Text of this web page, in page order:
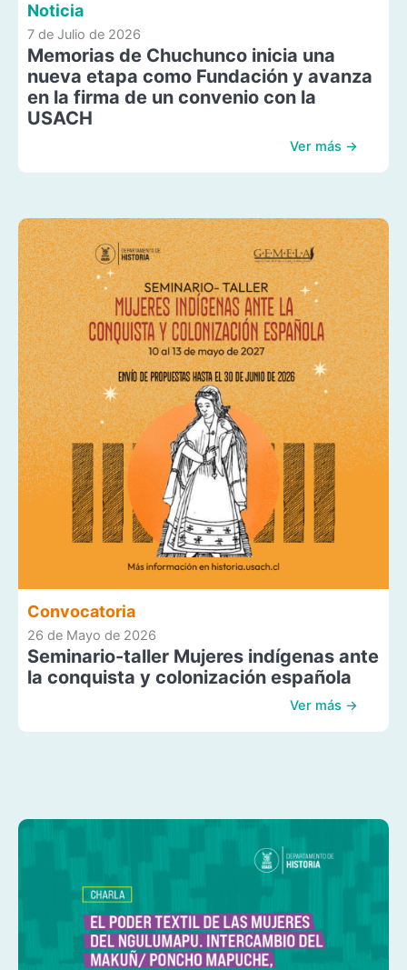
Noticia
7 de Julio de 2026
Memorias de Chuchunco inicia una
nueva etapa como Fundación y avanza
en la firma de un convenio con la
USACH
Ver más →
Convocatoria
26 de Mayo de 2026
Seminario-taller Mujeres indígenas ante
la conquista y colonización española
Ver más →